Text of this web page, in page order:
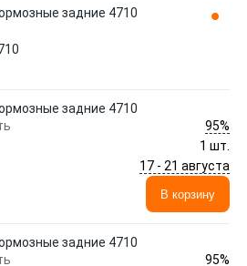
задние 4710
задние 4710
95%
1 шт.
17 - 21 августа
В корзину
задние 4710
95%